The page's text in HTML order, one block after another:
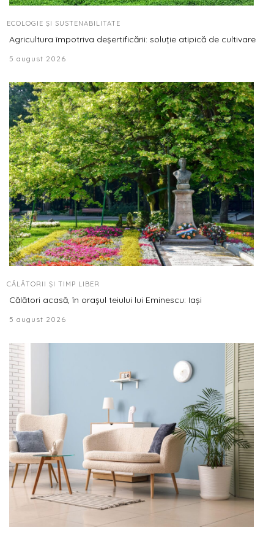
ECOLOGIE ȘI SUSTENABILITATE
Agricultura împotriva deșertificării: soluție atipică de cultivare
5 august 2026
CĂLĂTORII ȘI TIMP LIBER
Călători acasă, în orașul teiului lui Eminescu: Iași
5 august 2026